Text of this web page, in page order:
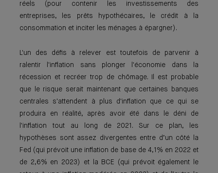
réels (pour contenir les investissements des
entreprises, les prêts hypothécaires, le crédit à la
consommation et inciter les ménages à épargner).
L'un des défis à relever est toutefois de parvenir à
ralentir l'inflation sans plonger l'économie dans la
récession et recréer trop de chômage. Il est probable
que le risque serait maintenant que certaines banques
centrales s'attendent à plus d'inflation que ce qui se
produira en réalité, après avoir été dans le déni de
l'inflation tout au long de 2021. Sur ce plan, les
hypothèses sont assez divergentes entre d’un côté la
Fed (qui prévoit une inflation de base de 4,1% en 2022 et
de 2,6% en 2023) et la BCE (qui prévoit également le